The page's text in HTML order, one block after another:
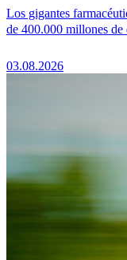
Los gigantes
de 400.000 millones de
03.08.2026